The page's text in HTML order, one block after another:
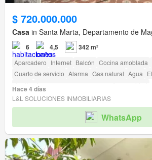
$ 720.000.000
Casa in Santa Marta, Departamento de
6 4,5 342 m²
Aparcadero Internet Balcón Cocina amoblada
Cuarto de servicio Alarma Gas natural Agua
Jardín
Acceso para personas con discapacidad
Hace 4 días
L&L SOLUCIONES INMOBILIARIAS
WhatsApp